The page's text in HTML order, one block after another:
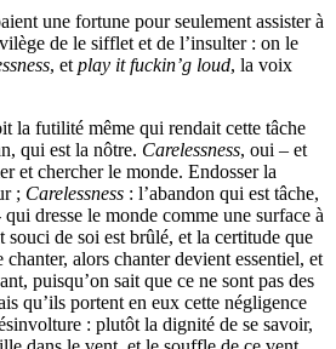
une fortune pour seulement assister à
de le sifflet et de l’insulter : on le
, et play it fuckin’g loud, la voix
la futilité même qui rendait cette tâche
qui est la nôtre. Carelessness, oui – et
et chercher le monde. Endosser la
; Carelessness : l’abandon qui est tâche,
dresse le monde comme une surface à
de soi est brûlé, et la certitude que
alors chanter devient essentiel, et
puisqu’on sait que ce ne sont pas des
qu’ils portent en eux cette négligence
: plutôt la dignité de se savoir,